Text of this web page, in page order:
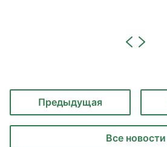
Предыдущая
Все новости